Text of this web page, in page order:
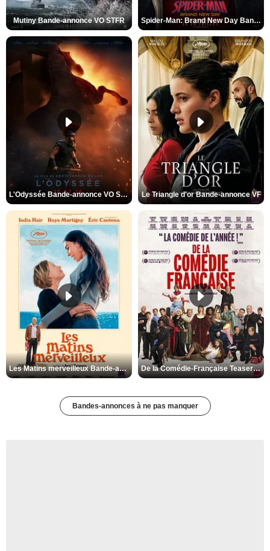
Mutiny Bande-annonce VO STFR Spider-Man: Brand New Day Bande-annonce VO STFR
L'Odyssée Bande-annonce VO STFR Le Triangle d'or Bande-annonce VF
Les Matins merveilleux Bande-annonce VF De la Comédie-Française Teaser VF
Bandes-annonces à ne pas manquer